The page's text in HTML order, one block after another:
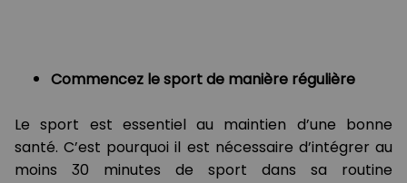
Commencez le sport de manière régulière
Le sport est essentiel au maintien d’une bonne
santé. C’est pourquoi il est nécessaire d’intégrer au
moins 30 minutes de sport dans sa routine